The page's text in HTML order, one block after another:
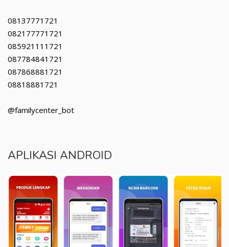
08137771721
082177771721
085921111721
087784841721
087868881721
08818881721
@familycenter_bot
APLIKASI ANDROID